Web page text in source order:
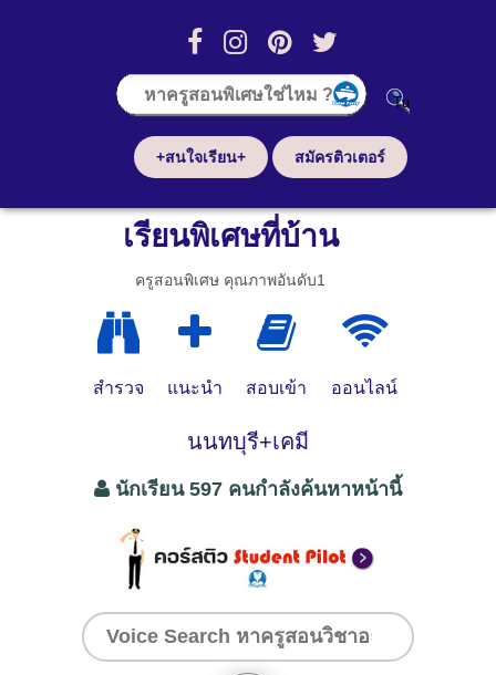
+สนใจเรียน+ สมัครติวเตอร์
เรียนพิเศษที่บ้าน
ครูสอนพิเศษ คุณภาพอันดับ1
สำรวจ แนะนำ สอบเข้า ออนไลน์
นนทบุรี+เคมี
นักเรียน 597 คนกำลังค้นหาหน้านี้